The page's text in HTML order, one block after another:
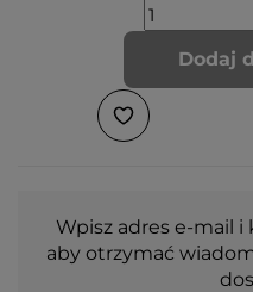
Dodaj
Wpisz adres e-mail
aby otrzymać